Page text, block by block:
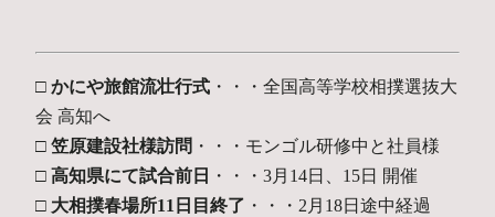
□ かにや旅館流壮行式 ・・・全国高等学校相撲選抜大
会 高知へ
□ 笠原建設社様訪問 ・・・モンゴル研修中と社員様
□ 高知県にて試合前日
・・・3月14日、15日 開催
□ 大相撲春場所11日目終了 ・・・2月18日途中経過